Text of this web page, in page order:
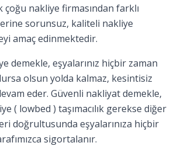
çoğu nakliye firmasından farklı
sorunsuz, kaliteli nakliye
amaç edinmektedir.
demekle, eşyalarınız hiçbir zaman
olsun yolda kalmaz, kesintisiz
eder. Güvenli nakliyat demekle,
( lowbed ) taşımacılık gerekse diğer
doğrultusunda eşyalarınıza hiçbir
sigortalanır.